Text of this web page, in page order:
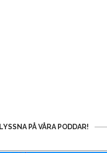
LYSSNA PÅ VÅRA PODDAR!